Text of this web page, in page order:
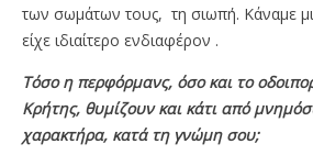
των σωμάτων τους, τη σιωπή. Κάναμε
είχε ιδιαίτερο ενδιαφέρον .
Τόσο η περφόρμανς, όσο και το
Κρήτης, θυμίζουν και κάτι από
χαρακτήρα, κατά τη γνώμη σου;